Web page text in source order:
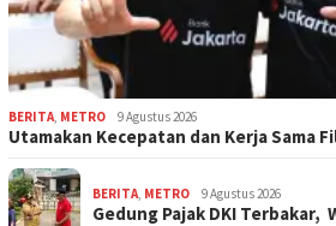
BERITA METRO 9 Agustus 2026
Utamakan Kecepatan dan Kerja Sama
BERITA METRO 9 Agustus 2026
Gedung Pajak DKI Terbakar,